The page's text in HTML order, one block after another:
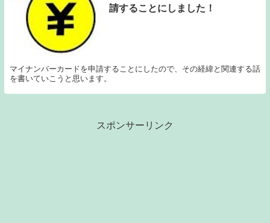
請することにしました！
マイナンバーカードを申請することにしたので、その経緯と関連する話
を書いていこうと思います。
スポンサーリンク